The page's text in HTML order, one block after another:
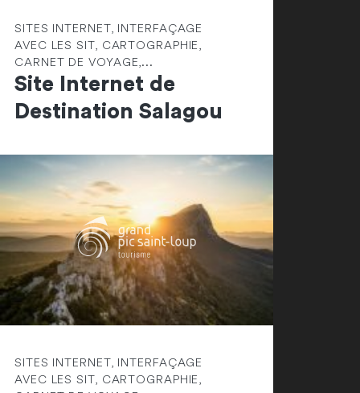
SITES INTERNET, INTERFAÇAGE
AVEC LES SIT, CARTOGRAPHIE,
CARNET DE VOYAGE,...
Site Internet de
Destination Salagou
SITES INTERNET, INTERFAÇAGE
AVEC LES SIT, CARTOGRAPHIE,